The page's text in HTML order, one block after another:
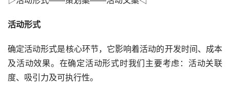
活动形式
确定活动形式是核心环节，它影响着活动的开发时间、成本
及活动效果。在确定活动形式时我们主要考虑：活动关联
度、吸引力及可执行性。